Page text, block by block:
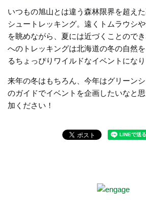
いつもの旭山とは違う森林限界を超え
シュートレッキング。遠くトムラウシ
を眺めながら、夏には近づくことので
へのトレッキングは北海道の冬の自然
るちょっぴりワイルドなイベントになり
来年の冬はもちろん、今年はグリーン
のガイドでイベントを企画したいなと
加ください！